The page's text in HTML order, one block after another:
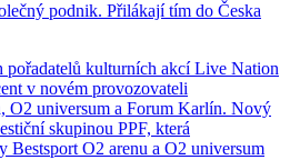
podnik. Přilákají tím do Česka
pořadatelů kulturních akcí Live Nation
v novém provozovateli
O2 universum a Forum Karlín. Nový
skupinou PPF, která
Bestsport O2 arenu a O2 universum